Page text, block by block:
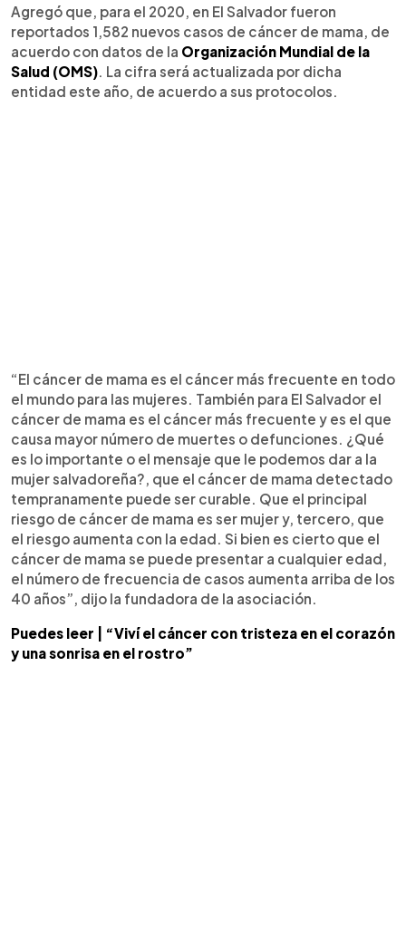
Agregó que, para el 2020, en El Salvador fueron
reportados 1,582 nuevos casos de cáncer de mama, de
acuerdo con datos de la Organización Mundial de la
Salud (OMS). La cifra será actualizada por dicha
entidad este año, de acuerdo a sus protocolos.
“El cáncer de mama es el cáncer más frecuente en todo
el mundo para las mujeres. También para El Salvador el
cáncer de mama es el cáncer más frecuente y es el que
causa mayor número de muertes o defunciones. ¿Qué
es lo importante o el mensaje que le podemos dar a la
mujer salvadoreña?, que el cáncer de mama detectado
tempranamente puede ser curable. Que el principal
riesgo de cáncer de mama es ser mujer y, tercero, que
el riesgo aumenta con la edad. Si bien es cierto que el
cáncer de mama se puede presentar a cualquier edad,
el número de frecuencia de casos aumenta arriba de los
40 años”, dijo la fundadora de la asociación.
Puedes leer | “Viví el cáncer con tristeza en el corazón
y una sonrisa en el rostro”